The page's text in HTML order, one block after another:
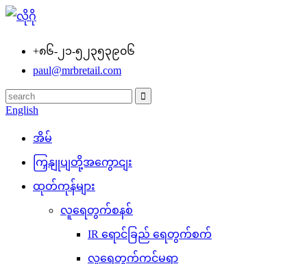
+၈၆-၂၁-၅၂၃၅၃၉၀၆
paul@mrbretail.com
English
အိမ်
ကြှနျုပျတို့အကွောငျး
ထုတ်ကုန်များ
လူရေတွက်စနစ်
IR ရောင်ခြည် ရေတွက်စက်
လူရေတွက်ကင်မရာ